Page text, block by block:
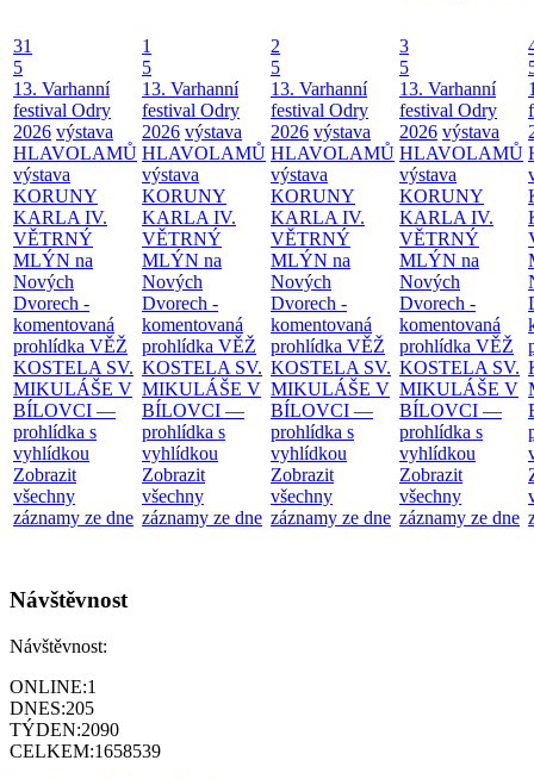
31
5
13. Varhanní
festival Odry
2026 výstava
HLAVOLAMŮ
výstava
KORUNY
KARLA IV.
VĚTRNÝ
MLÝN na
Nových
Dvorech -
komentovaná
prohlídka VĚŽ
KOSTELA SV.
MIKULÁŠE V
BÍLOVCI —
prohlídka s
vyhlídkou
Zobrazit
všechny
záznamy ze dne
1
5
13. Varhanní
festival Odry
2026 výstava
HLAVOLAMŮ
výstava
KORUNY
KARLA IV.
VĚTRNÝ
MLÝN na
Nových
Dvorech -
komentovaná
prohlídka VĚŽ
KOSTELA SV.
MIKULÁŠE V
BÍLOVCI —
prohlídka s
vyhlídkou
Zobrazit
všechny
záznamy ze dne
2
5
13. Varhanní
festival Odry
2026 výstava
HLAVOLAMŮ
výstava
KORUNY
KARLA IV.
VĚTRNÝ
MLÝN na
Nových
Dvorech -
komentovaná
prohlídka VĚŽ
KOSTELA SV.
MIKULÁŠE V
BÍLOVCI —
prohlídka s
vyhlídkou
Zobrazit
všechny
záznamy ze dne
3
5
13. Varhanní
festival Odry
2026 výstava
HLAVOLAMŮ
výstava
KORUNY
KARLA IV.
VĚTRNÝ
MLÝN na
Nových
Dvorech -
komentovaná
prohlídka VĚŽ
KOSTELA SV.
MIKULÁŠE V
BÍLOVCI —
prohlídka s
vyhlídkou
Zobrazit
všechny
záznamy ze dne
Návštěvnost
Návštěvnost:
ONLINE:1
DNES:205
TÝDEN:2090
CELKEM:1658539